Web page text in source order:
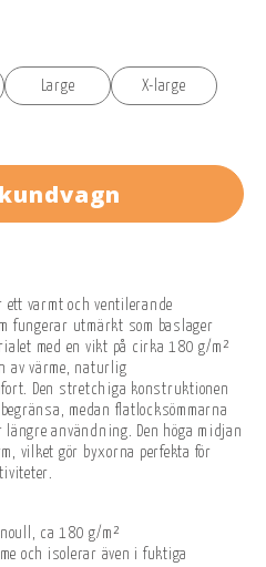
Large X-large
ett varmt och ventilerande
fungerar utmärkt som baslager
med en vikt på cirka 180 g/m²
av värme, naturlig
Den stretchiga konstruktionen
medan flatlocksömmarna
användning. Den höga midjan
vilket gör byxorna perfekta för
ca 180 g/m²
och isolerar även i fuktiga